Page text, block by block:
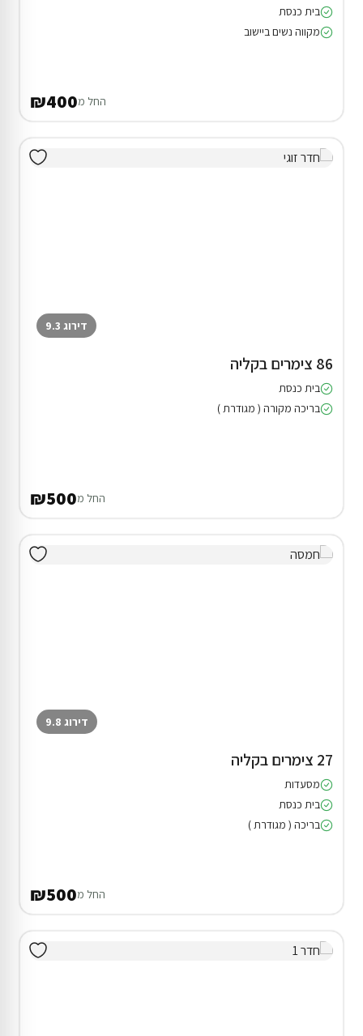
בית כנסת
מקווה נשים ביישוב
החל מ₪400
דירוג 9.3
86 צימרים בקליה
בית כנסת
בריכה מקורה ( מגודרת )
החל מ₪500
דירוג 9.8
27 צימרים בקליה
מסעדות
בית כנסת
בריכה ( מגודרת )
החל מ₪500